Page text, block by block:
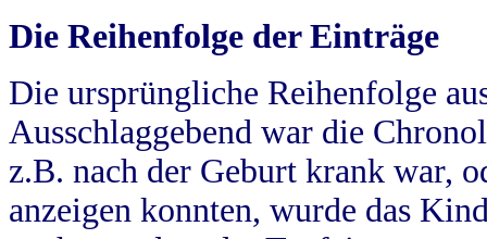
Die Reihenfolge der Einträge
Die ursprüngliche Reihenfolge
Ausschlaggebend war die
z.B. nach der Geburt krank war,
anzeigen konnten, wurde das